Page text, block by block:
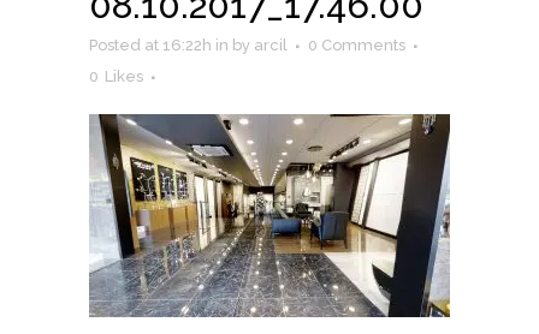
Posted at 16:22h in by arcil
0 Comments
0 Likes